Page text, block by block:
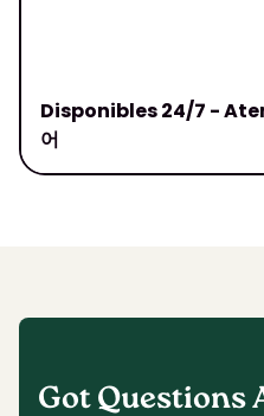
Disponibles 24/7 -
어
Got Questions